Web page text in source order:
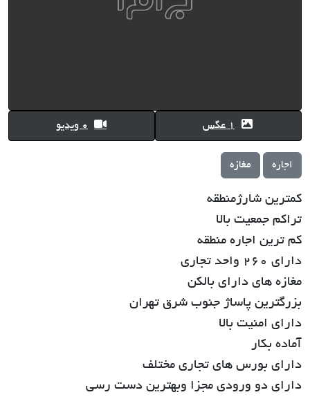
1 عگس 0 ویدیو
اجاره مغازه
کمترین شارژمنطقه
تراکم جمعیت بالا
کم ترین اجاره منطقه
دارای ۲۶۰ واحد تجاری
مغازه های دارای بالکن
بزرگترین پاساژ جنوب شرق تهران
دارای امنیت بالا
آماده بکار
دارای بورس های تجاری مختلف
دارای دو ورودی مجزا وبهترین دست رسی